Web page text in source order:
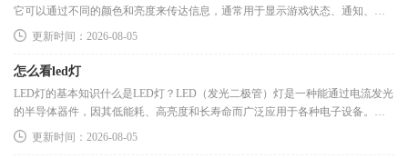
它可以通过不同的颜色和亮度来传达信息，通常用于显示游戏状态、通知、得
分等。在许多游戏设备中，LED灯板
更新时间：2026-08-05
怎么看led灯
LED灯的基本知识什么是LED灯？LED（发光二极管）灯是一种能通过电流发光
的半导体器件，因其低能耗、高亮度和长寿命而广泛应用于各种电子设备。现
代游戏主机、显示器、键盘、鼠标
更新时间：2026-08-05